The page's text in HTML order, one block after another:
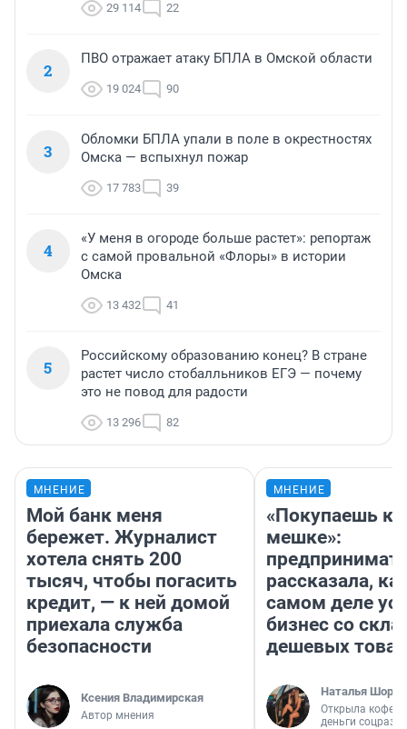
29 114 22
2
ПВО отражает атаку БПЛА в Омской области
19 024 90
3
Обломки БПЛА упали в поле в окрестностях
Омска — вспыхнул пожар
17 783 39
4
«У меня в огороде больше растет»: репортаж
с самой провальной «Флоры» в истории
Омска
13 432 41
5
Российскому образованию конец? В стране
растет число стобалльников ЕГЭ — почему
это не повод для радости
13 296 82
МНЕНИЕ
Мой банк меня
бережет. Журналист
хотела снять 200
тысяч, чтобы погасить
кредит, — к ней домой
приехала служба
безопасности
Ксения Владимирская
Автор мнения
МНЕНИЕ
«Покупаешь
мешке»:
рассказала,
самом деле
бизнес со
дешевых
Наталья
Открыла
деньги